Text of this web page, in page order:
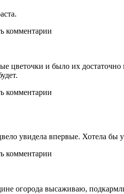
комментарии
и было их
комментарии
увидела впервые. Хотела бы
комментарии
огорода высаживаю,